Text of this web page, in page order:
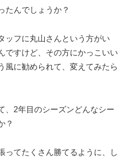
たんでしょうか？
ッフに丸山さんという方がい
ですけど、その方にかっこいい
風に勧められて、変えてみたら
、 2年目のシーズンどんなシー
？
ってたくさん勝てるように、し